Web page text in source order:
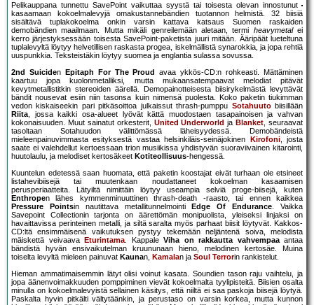
Pelikauppana tunnettu SavePoint vaikuttaa syystä tai toisesta olevan innostunut
kasaamaan kokoelmalevyjä omakustannebändien tuotannon helmistä. 32 biisiä
sisältävä tuplakokoelma onkin varsin kattava katsaus Suomen raskaiden
demobändien maailmaan. Mutta mikäli genreilemään aletaan, termi heavymetalei
kerro järjestyksessään toisesta SavePoint-paketista juuri mitään. Ääripäät lueteltuna
tuplalevyltä löytyy helvetillisen raskasta progea, iskelmällistä synarokkia, ja jopa rehtiä
uuspunkkia. Teksteistäkin löytyy suomea ja englantia sulassa sovussa.
2nd Suiciden Epitaph For The Proud
avaa ykkös-CD:n rohkeasti. Mättäminen
kaartuu jopa kuolonmetalliksi, mutta mukaansatempaavat melodiat pitävät
kevytmetallistitkin stereoiden äärellä. Demopainotteisesta biisirykelmästä levyttävät
bändit nousevat esiin niin tasonsa kuin nimensä puolesta. Koko paketin tiukimman
vedon kiskaiseekin pari pitkäsoittoa julkaissut thrash-pumppu Sotahuutobiisillään
Riita, jossa kaikki osa-alueet lyövät kättä muodostaen tasapainoisen ja vahvan
kokonaisuuden. Muut sainatut orkesterit, United Underworld ja Blanket, seuraavat
tasoltaan Sotahuudon välittömässä läheisyydessä. Demobändeistä
mieleenpainuvimmasta esityksestä vastaa helsinkiläis-seinäjokinen
Kirofoni, josta
saate ei valehdellut kertoessaan trion musiikissa yhdistyvän suoraviivainen kitarointi,
huutolaulu, ja melodiset kertosäkeet Kotiteollisuus-hengessä.
Kuuntelun edetessä saan huomata, että paketin koostajat eivät turhaan ole etsineet
listahevibiisejä tai muutenkaan noudattaneet kokoelman kasaamisen
perusperiaatteita. Lätyiltä nimittäin löytyy useampia selviä proge-biisejä, kuten
Enthropen lähes kymmenminuuttinen thrash-death -raasto, tai ennen kaikkea
Pressure Pointsin nautittava metallitunnelmointi Edge Of Endurance. Vaikka
Savepoint Collectionin tarjonta on äärettömän monipuolista, yleiseksi linjaksi on
havaittavissa perinteinen metalli, ja siltä saralta myös parhaat biisit löytyvät. Kakkos-
CD:ltä ensimmäisenä vaikutuksen pystyy tekemään neljäntenä soiva, melodista
mäiskettä veivaava
Eturintama. Kappale Viha on rakkautta vahvempaaantaa
bändistä hyvän ensivaikutelman kruununaan hieno, melodinen kertosäe. Muina
toiselta levyltä mieleen painuvat Kaunan, Kamalan ja Soul Terrorin rankistelut.
Hieman ammatimaisemmin lätyt olisi voinut kasata. Soundien tason raju vaihtelu, ja
jopa äänenvoimakkuuden pomppiminen vievät kokoelmalta tyylipisteitä. Biisien osalta
minulla on kokoelmalevyistä sellainen käsitys, että niiltä ei saa paskoja biisejä löytyä.
Paskalta hyvin pitkälti vältytäänkin, ja perustaso on varsin korkea, mutta kunnon